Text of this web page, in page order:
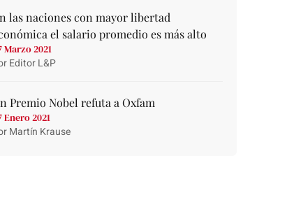
las naciones con mayor libertad
el salario promedio es más alto
Marzo 2021
Editor L&P
Premio Nobel refuta a Oxfam
Enero 2021
Martín Krause